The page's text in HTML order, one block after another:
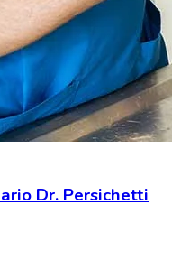
Dr. Persichetti